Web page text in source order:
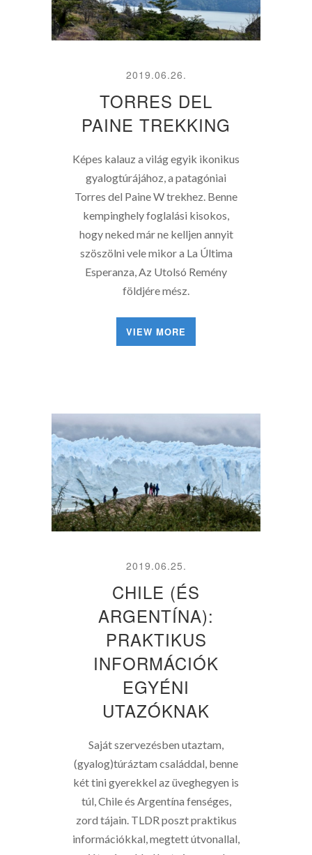
2019.06.26.
TORRES DEL
PAINE TREKKING
Képes kalauz a világ egyik ikonikus
gyalogtúrájához, a patagóniai
Torres del Paine W trekhez. Benne
kempinghely foglalási kisokos,
hogy neked már ne kelljen annyit
szöszölni vele mikor a La Última
Esperanza, Az Utolsó Remény
földjére mész.
VIEW MORE
2019.06.25.
CHILE (ÉS
ARGENTÍNA):
PRAKTIKUS
INFORMÁCIÓK
EGYÉNI
UTAZÓKNAK
Saját szervezésben utaztam,
(gyalog)túráztam családdal, benne
két tini gyerekkel az üveghegyen is
túl, Chile és Argentína fenséges,
zord tájain. TLDR poszt praktikus
információkkal, megtett útvonallal,